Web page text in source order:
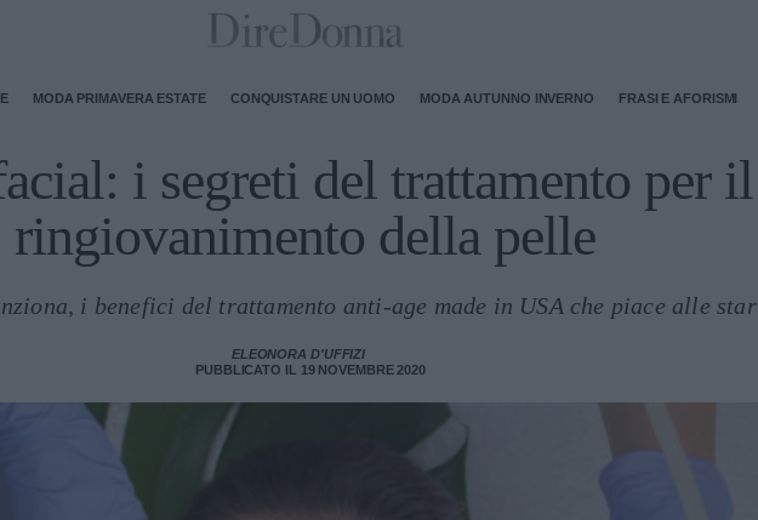
MODA PRIMAVERA ESTATE CONQUISTARE UN UOMO MODA AUTUNNO INVERNO FRASI E AFORISMI
i segreti del trattamento per il
ringiovanimento della pelle
i benefici del trattamento anti-age made in USA che piace alle star
ELEONORA D'UFFIZI
PUBBLICATO IL 19 NOVEMBRE 2020